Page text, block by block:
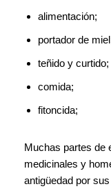
alimentación;
portador de
teñido y curtido;
comida;
fitoncida;
Muchas partes de
medicinales y
antigüedad por